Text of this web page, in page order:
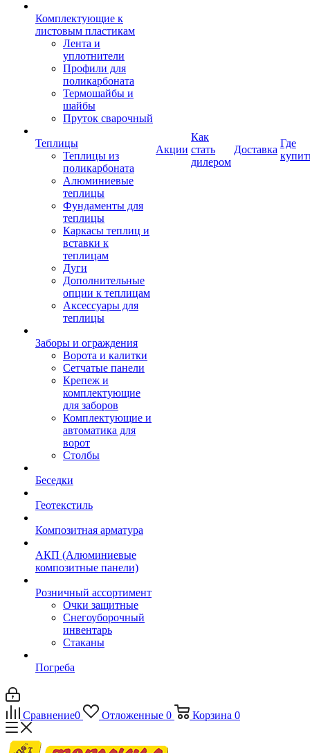
Комплектующие к
листовым пластикам
Лента и
уплотнители
Профили для
поликарбоната
Термошайбы и
шайбы
Пруток сварочный
Теплицы
Теплицы из
поликарбоната
Алюминиевые
теплицы
Фундаменты для
теплицы
Каркасы теплиц и
вставки к
теплицам
Дуги
Дополнительные
опции к теплицам
Аксессуары для
теплицы
Заборы и ограждения
Ворота и калитки
Сетчатые панели
Крепеж и
комплектующие
для заборов
Комплектующие и
автоматика для
ворот
Столбы
Беседки
Геотекстиль
Композитная арматура
АКП (Алюминиевые
композитные панели)
Розничный ассортимент
Очки защитные
Снегоуборочный
инвентарь
Стаканы
Погреба
Акции
Как
стать
дилером
Доставка
Где
Сравнение0 Отложенные 0 Корзина 0